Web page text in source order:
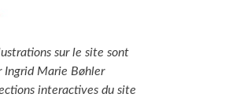
sur le site sont
Ingrid Marie Bøhler
interactives du site